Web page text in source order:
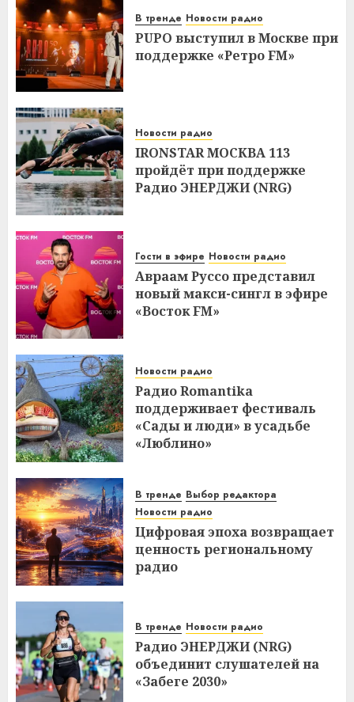
В тренде Новости радио
PUPO выступил в Москве при
поддержке «Ретро FM»
Новости радио
IRONSTAR МОСКВА 113
пройдёт при поддержке
Радио ЭНЕРДЖИ (NRG)
Гости в эфире Новости радио
Авраам Руссо представил
новый макси-сингл в эфире
«Восток FM»
Новости радио
Радио Romantika
поддерживает фестиваль
«Сады и люди» в усадьбе
«Люблино»
В тренде Выбор редактора
Новости радио
Цифровая эпоха возвращает
ценность региональному
радио
В тренде Новости радио
Радио ЭНЕРДЖИ (NRG)
объединит слушателей на
«Забеге 2030»